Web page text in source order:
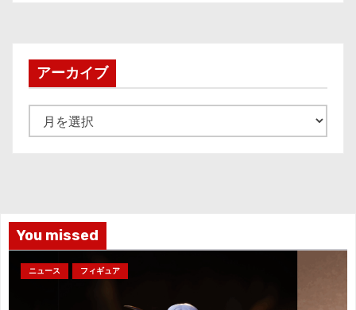
アーカイブ
ー
You missed
ニュース フィギュア